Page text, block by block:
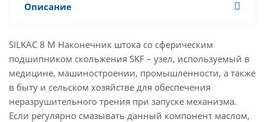
Описание
SILKAC 8 M Наконечник штока со сферическим
подшипником скольжения SKF – узел, используемый в
медицине, машиностроении, промышленности, а также
в быту и сельском хозяйстве для обеспечения
неразрушительного трения при запуске механизма.
Если регулярно смазывать данный компонент маслом,